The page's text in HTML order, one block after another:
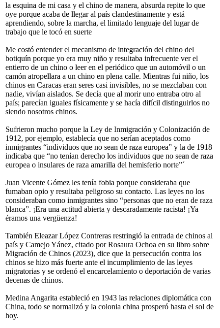
la esquina de mi casa y el chino de manera, absurda repite lo que
oye porque acaba de llegar al país clandestinamente y está
aprendiendo, sobre la marcha, el limitado lenguaje del lugar de
trabajo que le tocó en suerte
Me costó entender el mecanismo de integración del chino del
botiquín porque yo era muy niño y resultaba infrecuente ver el
entierro de un chino o leer en el periódico que un automóvil o un
camón atropellara a un chino en plena calle. Mientras fui niño, los
chinos en Caracas eran seres casi invisibles, no se mezclaban con
nadie, vivían aislados. Se decía que al morir uno entraba otro al
país; parecían iguales físicamente y se hacía difícil distinguirlos no
siendo nosotros chinos.
Sufrieron mucho porque la Ley de Inmigración y Colonización de
1912, por ejemplo, establecía que no serían aceptados como
inmigrantes “individuos que no sean de raza europea” y la de 1918
indicaba que “no tenían derecho los individuos que no sean de raza
europea o insulares de raza amarilla del hemisferio norte”´
Juan Vicente Gómez les tenía fobia porque consideraba que
fumaban opio y resultaba peligroso su contacto. Las leyes no los
consideraban como inmigrantes sino “personas que no eran de raza
blanca”. ¡Era una actitud abierta y descaradamente racista! ¡Ya
éramos una vergüenza!
También Eleazar López Contreras restringió la entrada de chinos al
país y Camejo Yánez, citado por Rosaura Ochoa en su libro sobre
Migración de Chinos (2023), dice que la persecución contra los
chinos se hizo más fuerte ante el incumplimiento de las leyes
migratorias y se ordenó el encarcelamiento o deportación de varias
decenas de chinos.
Medina Angarita estableció en 1943 las relaciones diplomática con
China, todo se normalizó y la colonia china prosperó hasta el sol de
hoy.